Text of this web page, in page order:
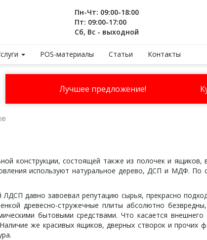
Пн-Чт: 09:00-18:00
Пт: 09:00-17:00
Сб, Вс - выходной
POS-материалы Статьи Контакты
Лучшее предложение!
конструкции, состоящей также из полочек и
используют натуральное дерево, ДСП и МДФ.
давно завоевал репутацию сырья, прекрасно
древесно-стружечные плиты абсолютно
бытовыми средствами. Что касается
же красивых ящиков, дверных створок и прочих